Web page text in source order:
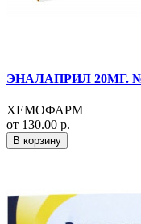
ЭНАЛАПРИЛ 20МГ.
ХЕМОФАРМ
от 130.00 р.
В корзину